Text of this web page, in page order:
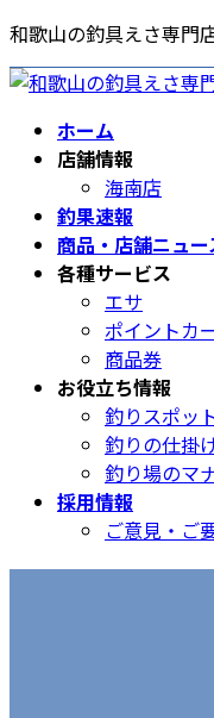
コ
ン
テ
ナ
ビ
ゲ
和歌山の釣具えさ専門
ホーム
店舗情報
海南店
釣果速報
商品・店舗ニュー
各種サービス
エサ
ポイントカ
商品券
お役立ち情報
釣りスポッ
釣りの仕掛
釣り場のマ
採用情報
ご意見・ご